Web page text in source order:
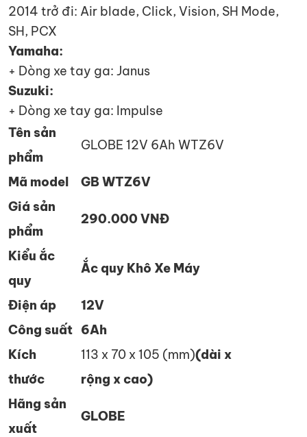
2014 trở đi: Air blade, Click, Vision, SH Mode,
SH, PCX
Yamaha:
+ Dòng xe tay ga: Janus
Suzuki:
+ Dòng xe tay ga: Impulse
Tên sản
phẩm
GLOBE 12V 6Ah WTZ6V
Mã model
GB WTZ6V
Giá sản
phẩm
290.000 VNĐ
Kiểu ắc
quy
Ắc quy Khô Xe Máy
Điện áp
12V
Công suất 6Ah
Kích
thước
113 x 70 x 105 (mm)(dài x
rộng x cao)
Hãng sản
xuất
GLOBE